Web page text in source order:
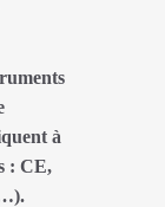
à
: CE,